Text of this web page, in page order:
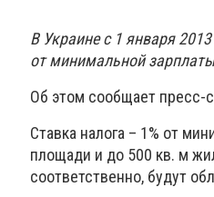
В Украине с 1 января
от минимальной
Об этом сообщает пресс-
Ставка налога – 1% от
площади и до 500 кв. м
соответственно, будут